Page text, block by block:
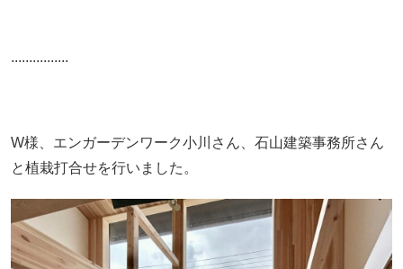
................
W様、エンガーデンワーク小川さん、石山建築事務所さん
と植栽打合せを行いました。